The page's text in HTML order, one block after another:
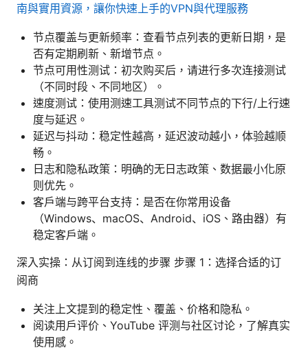
南與實用資源，讓你快速上手的VPN與代理服務
节点覆盖与更新频率：查看节点列表的更新日期，是
否有定期刷新、新增节点。
节点可用性测试：初次购买后，请进行多次连接测试
（不同时段、不同地区）。
速度测试：使用测速工具测试不同节点的下行/上行速
度与延迟。
延迟与抖动：稳定性越高，延迟波动越小，体验越顺
畅。
日志和隐私政策：明确的无日志政策、数据最小化原
则优先。
客户端与跨平台支持：是否在你常用设备
（Windows、macOS、Android、iOS、路由器）有
稳定客户端。
深入实操：从订阅到连线的步骤 步骤 1：选择合适的订
阅商
关注上文提到的稳定性、覆盖、价格和隐私。
阅读用户评价、YouTube 评测与社区讨论，了解真实
使用感。